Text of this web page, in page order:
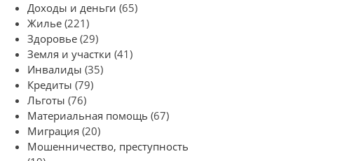
Доходы и деньги (65)
Жилье (221)
Здоровье (29)
Земля и участки (41)
Инвалиды (35)
Кредиты (79)
Льготы (76)
Материальная помощь (67)
Миграция (20)
Мошенничество, преступность